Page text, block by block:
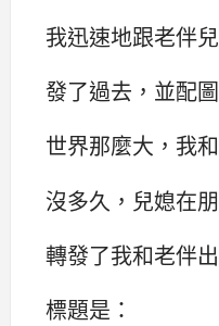
我迅速地跟老伴
發了過去，並配
世界那麼大，我
沒多久，兒媳在
轉發了我和老伴
標題是：